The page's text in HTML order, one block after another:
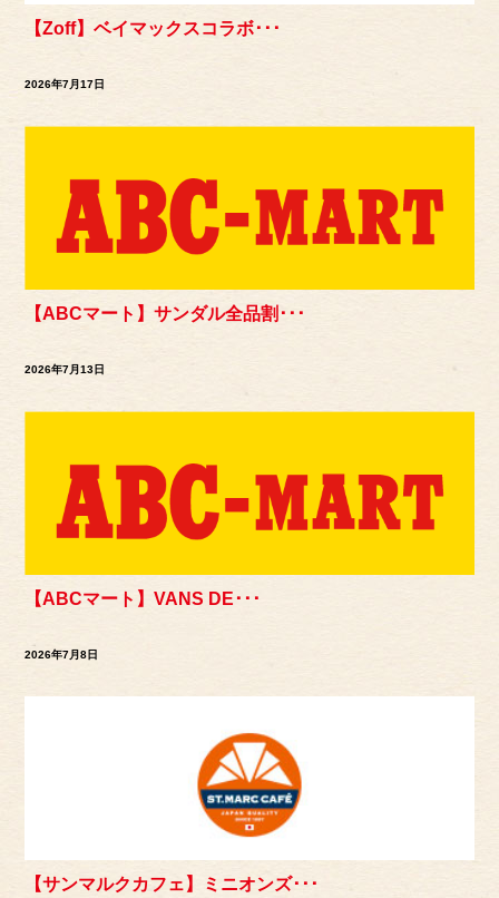
【Zoff】ベイマックスコラボ･･･
2026年7月17日
【ABCマート】サンダル全品割･･･
2026年7月13日
【ABCマート】VANS DE･･･
2026年7月8日
【サンマルクカフェ】ミニオンズ･･･